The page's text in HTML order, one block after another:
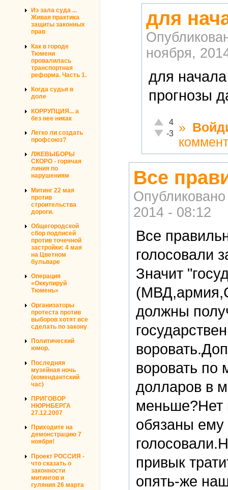
Из зала суда ...
Живая практика
защиты законных
прав
Как в городе
Тюмени
провалилась
транспортная
реформа. Часть 1.
Когда судья в
доле
КОРРУПЦИЯ... а
без нее никак
Легко ли создать
профсоюз?
ЛЖЕВЫБОРЫ
СКОРО - горячая
линия по
нарушениям
Митинг 22 мая
против
строительства
дороги.
Общегородской
сбор подписей
против точечной
застройки: 4 мая
на Цветном
бульваре
Операция
«Оккупируй
Тюмень»
Организаторы
протеста против
выборов хотят все
сделать по закону
Политический
юмор.
Последняя
музейная ночь
(комендантский
час)
ПРИГОВОР
НЮРНБЕРГА
27.12.2007
Приходите на
демонстрацию 7
ноября!
Проект РОССИЯ -
что сказать о
законности
митингов и
гуляния 26 марта
для
ноября,
для
прогнозы
Отлично!
4
Неадекватно!
-3 »
Все
2014 - 08:12
Все
голосовали
Значит
должны
воровать по
долларов в
меньше?Нет
обязаны ему
привык
опять-же